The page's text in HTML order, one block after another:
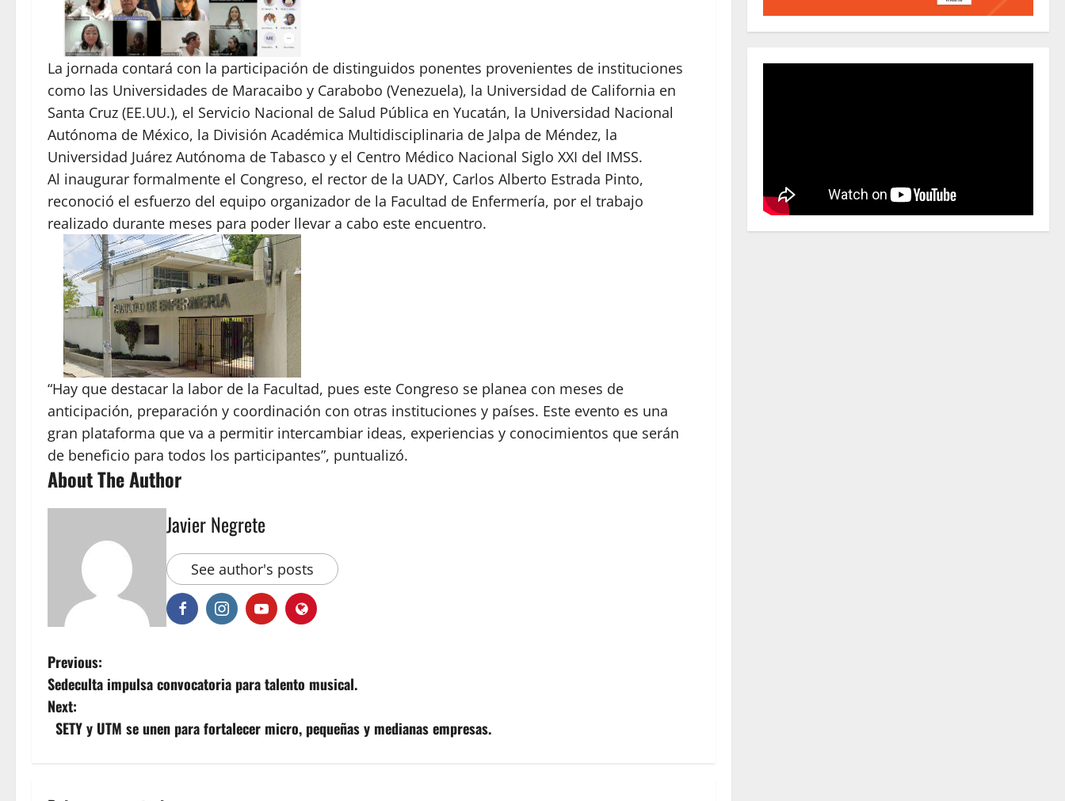
La jornada contará con la participación de distinguidos ponentes provenientes de instituciones
como las Universidades de Maracaibo y Carabobo (Venezuela), la Universidad de California en
Santa Cruz (EE.UU.), el Servicio Nacional de Salud Pública en Yucatán, la Universidad Nacional
Autónoma de México, la División Académica Multidisciplinaria de Jalpa de Méndez, la
Universidad Juárez Autónoma de Tabasco y el Centro Médico Nacional Siglo XXI del IMSS.
Al inaugurar formalmente el Congreso, el rector de la UADY, Carlos Alberto Estrada Pinto,
reconoció el esfuerzo del equipo organizador de la Facultad de Enfermería, por el trabajo
realizado durante meses para poder llevar a cabo este encuentro.
“Hay que destacar la labor de la Facultad, pues este Congreso se planea con meses de
anticipación, preparación y coordinación con otras instituciones y países. Este evento es una
gran plataforma que va a permitir intercambiar ideas, experiencias y conocimientos que serán
de beneficio para todos los participantes”, puntualizó.
About The Author
Javier Negrete
See author's posts
P
o
s
Previous:
Sedeculta impulsa convocatoria para talento musical.
Next:
SETY y UTM se unen para fortalecer micro, pequeñas y medianas empresas.